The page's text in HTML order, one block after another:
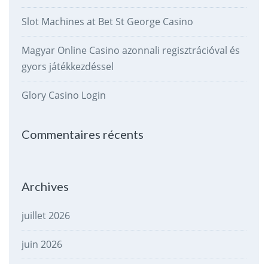
Slot Machines at Bet St George Casino
Magyar Online Casino azonnali regisztrációval és
gyors játékkezdéssel
Glory Casino Login
Commentaires récents
Archives
juillet 2026
juin 2026